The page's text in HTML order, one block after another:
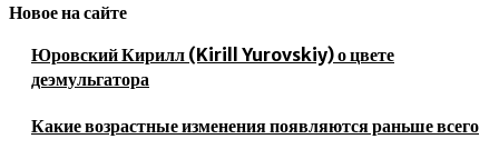
Новое на сайте
Юровский Кирилл (Kirill Yurovskiy) о цвете
деэмульгатора
Какие возрастные изменения появляются раньше всего